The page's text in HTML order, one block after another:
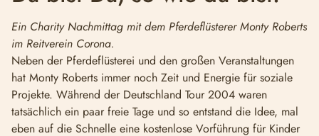
Ein Charity Nachmittag mit dem Pferdeflüsterer Monty Roberts
im Reitverein Corona.
Neben der Pferdeflüsterei und den großen Veranstaltungen
hat Monty Roberts immer noch Zeit und Energie für soziale
Projekte. Während der Deutschland Tour 2004 waren
tatsächlich ein paar freie Tage und so entstand die Idee, mal
eben auf die Schnelle eine kostenlose Vorführung für Kinder